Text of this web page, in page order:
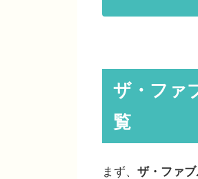
ザ・ファ
覧
まず、 ザ・ファ